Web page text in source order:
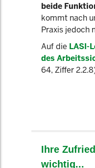
beide
kommt nach
Praxis jedoch
Auf die LASI-
des
64, Ziffer